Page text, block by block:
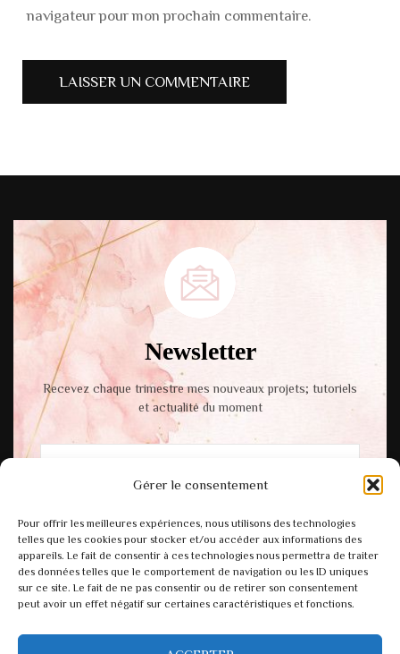
Gérer le consentement
Pour offrir les meilleures expériences, nous utilisons des technologies
telles que les cookies pour stocker et/ou accéder aux informations des
appareils. Le fait de consentir à ces technologies nous permettra de traiter
des données telles que le comportement de navigation ou les ID uniques
sur ce site. Le fait de ne pas consentir ou de retirer son consentement
peut avoir un effet négatif sur certaines caractéristiques et fonctions.
navigateur pour mon prochain commentaire.
Newsletter
Recevez chaque trimestre mes nouveaux projets; tutoriels
et actualité du moment
politique de confidentialité.